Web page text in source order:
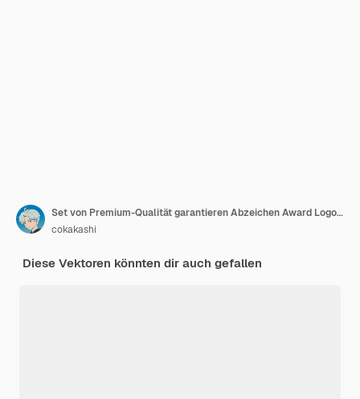
Set von Premium-Qualität garantieren Abzeichen Award Logo glänzenden metallischen Luxus
cokakashi
Diese Vektoren könnten dir auch gefallen